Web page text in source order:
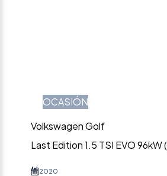
OCASIÓN
Volkswagen Golf
Last Edition 1.5 TSI EVO 96kW
2020